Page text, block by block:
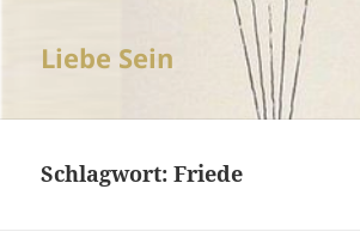
Liebe Sein
Schlagwort:Friede